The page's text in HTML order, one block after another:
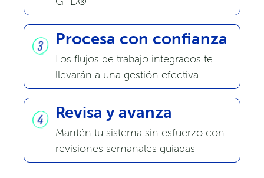
Procesa con confianza
Los flujos de trabajo integrados te
llevarán a una gestión efectiva
Revisa y avanza
Mantén tu sistema sin esfuerzo con
revisiones semanales guiadas